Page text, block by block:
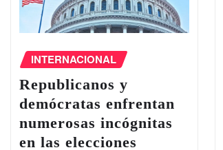
INTERNACIONAL
Republicanos y
demócratas enfrentan
numerosas incógnitas
en las elecciones